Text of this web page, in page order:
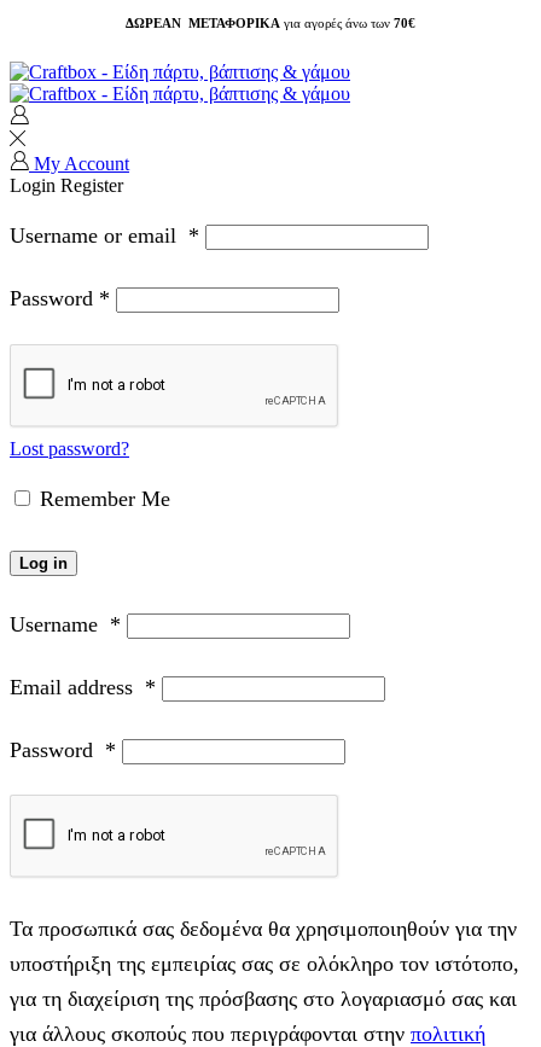
ΔΩΡΕΑΝ ΜΕΤΑΦΟΡΙΚΑ για αγορές άνω των 70€
My Account
Login Register
Username or email *
Password *
Lost password?
Remember Me
Log in
Username *
Email address *
Password *
Τα προσωπικά σας δεδομένα θα χρησιμοποιηθούν για την
υποστήριξη της εμπειρίας σας σε ολόκληρο τον ιστότοπο,
για τη διαχείριση της πρόσβασης στο λογαριασμό σας και
για άλλους σκοπούς που περιγράφονται στην πολιτική